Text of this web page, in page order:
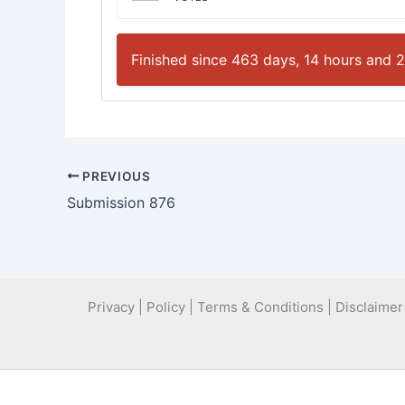
Finished since 463 days, 14 hours and
PREVIOUS
Submission 876
Privacy | Policy | Terms & Conditions | Disclaimer